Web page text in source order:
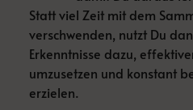
Statt viel Zeit mit dem
verschwenden, nutzt Du
Erkenntnisse dazu,
umzusetzen und konstant
erzielen.